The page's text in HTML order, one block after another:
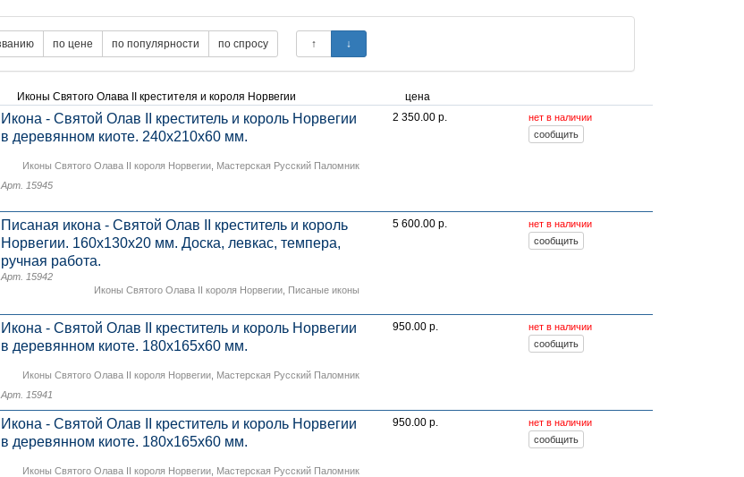
Иконы Святого Олава II крестителя и короля Норвегии
цена
Икона - Святой Олав II креститель и король Норвегии
в деревянном киоте. 240х210х60 мм.
Иконы Святого Олава II короля Норвегии Мастерская Русский Паломник
Арт. 15945
2 350.00 р. нет в наличии
Писаная икона - Святой Олав II креститель и король
Норвегии. 160х130х20 мм. Доска, левкас, темпера,
ручная работа.
Иконы Святого Олава II короля Норвегии Писаные иконы
Арт. 15942
5 600.00 р. нет в наличии
Икона - Святой Олав II креститель и король Норвегии
в деревянном киоте. 180х165х60 мм.
Иконы Святого Олава II короля Норвегии Мастерская Русский Паломник
Арт. 15941
950.00 р. нет в наличии
Икона - Святой Олав II креститель и король Норвегии
в деревянном киоте. 180х165х60 мм.
Иконы Святого Олава II короля Норвегии Мастерская Русский Паломник
950.00 р. нет в наличии